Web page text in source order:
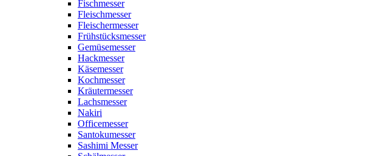
Fischmesser
Fleischmesser
Fleischermesser
Frühstücksmesser
Gemüsemesser
Hackmesser
Käsemesser
Kochmesser
Kräutermesser
Lachsmesser
Nakiri
Officemesser
Santokumesser
Sashimi Messer